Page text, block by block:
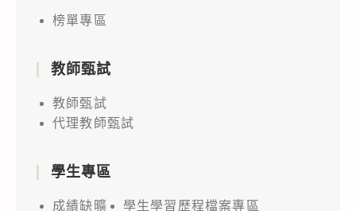
榜單專區
教師甄試
教師甄試
代理教師甄試
學生專區
成績缺曠 學生學習歷程檔案專區